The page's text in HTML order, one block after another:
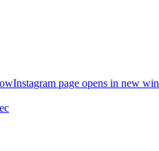
Instagram page opens in new